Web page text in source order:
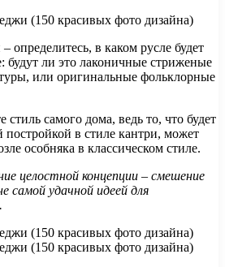
определитесь, в каком русле будет
ли это лаконичные стриженые
или оригинальные фольклорные
стиль самого дома, ведь то, что будет
постройкой в стиле кантри, может
особняка в классическом стиле.
целостной концепции – смешение
удачной идеей для